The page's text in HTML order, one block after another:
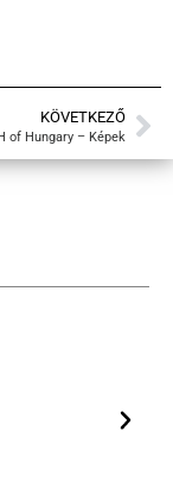
KÖVETKEZŐ
of Hungary – Képek